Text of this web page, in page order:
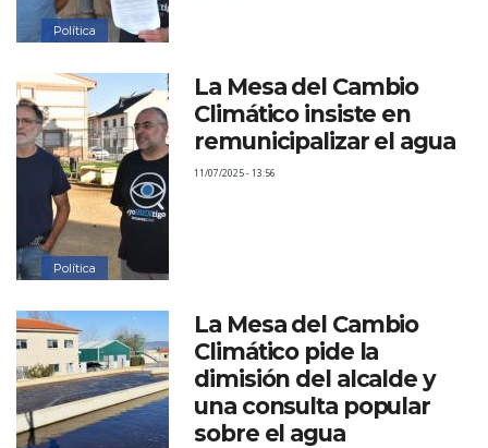
Política
Política
La Mesa del Cambio
Climático insiste en
remunicipalizar el agua
11/07/2025 - 13:56
La Mesa del Cambio
Climático pide la
dimisión del alcalde y
una consulta popular
sobre el agua